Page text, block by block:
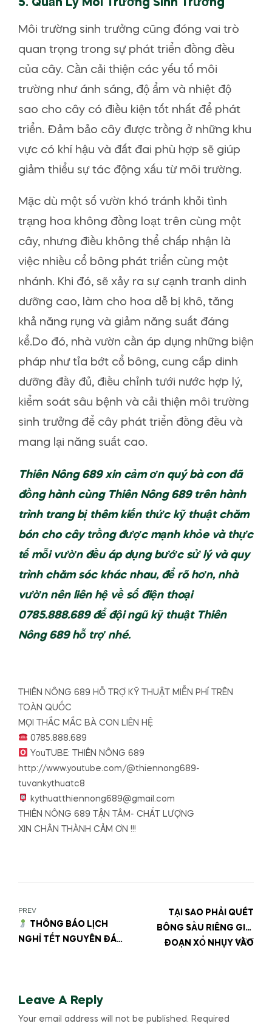
5. Quản Lý Môi Trường Sinh Trưởng
Môi trường sinh trưởng cũng đóng vai trò
quan trọng trong sự phát triển đồng đều
của cây. Cần cải thiện các yếu tố môi
trường như ánh sáng, độ ẩm và nhiệt độ
sao cho cây có điều kiện tốt nhất để phát
triển. Đảm bảo cây được trồng ở những khu
vực có khí hậu và đất đai phù hợp sẽ giúp
giảm thiểu sự tác động xấu từ môi trường.
Mặc dù một số vườn khó tránh khỏi tình
trạng hoa không đồng loạt trên cùng một
cây, nhưng điều không thể chấp nhận là
việc nhiều cổ bông phát triển cùng một
nhánh. Khi đó, sẽ xảy ra sự cạnh tranh dinh
dưỡng cao, làm cho hoa dễ bị khô, tăng
khả năng rụng và giảm năng suất đáng
kể.Do đó, nhà vườn cần áp dụng những biện
pháp như tỉa bớt cổ bông, cung cấp dinh
dưỡng đầy đủ, điều chỉnh tưới nước hợp lý,
kiểm soát sâu bệnh và cải thiện môi trường
sinh trưởng để cây phát triển đồng đều và
mang lại năng suất cao.
Thiên Nông 689 xin cảm ơn quý bà con đã
đồng hành cùng Thiên Nông 689 trên hành
trình trang bị thêm kiến thức kỹ thuật chăm
bón cho cây trồng được mạnh khỏe và thực
tế mỗi vườn đều áp dụng bước sử lý và quy
trình chăm sóc khác nhau, để rõ hơn, nhà
vườn nên liên hệ về số điện thoại
0785.888.689 để đội ngũ kỹ thuật Thiên
Nông 689 hỗ trợ nhé.
THIÊN NÔNG 689 HỖ TRỢ KỸ THUẬT MIỄN PHÍ TRÊN
TOÀN QUỐC
MỌI THẮC MẮC BÀ CON LIÊN HỆ
0785.888.689
YouTUBE: THIÊN NÔNG 689
http://www.youtube.com/@thiennong689-
tuvankythuatc8
kythuatthiennong689@gmail.com
THIÊN NÔNG 689 TẬN TÂM- CHẤT LƯỢNG
XIN CHÂN THÀNH CẢM ƠN !!!
PREV
THÔNG BÁO LỊCH
NGHỈ TẾT NGUYÊN ĐÁN
NEXT
TẠI SAO PHẢI QUÉT
BÔNG SẦU RIÊNG GIAI
ĐOẠN XỔ NHỤY VÀO
Leave A Reply
Your email address will not be published. Required